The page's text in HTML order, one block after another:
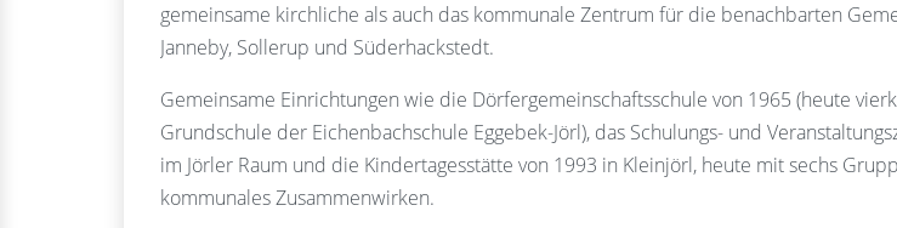
gemeinsame kirchliche als auch das kommunale Zentrum für die benachbarten
Janneby, Sollerup und Süderhackstedt.
Gemeinsame Einrichtungen wie die Dörfergemeinschaftsschule von 1965 (heute
Grundschule der Eichenbachschule Eggebek-Jörl), das Schulungs- und
im Jörler Raum und die Kindertagesstätte von 1993 in Kleinjörl, heute mit sechs
kommunales Zusammenwirken.